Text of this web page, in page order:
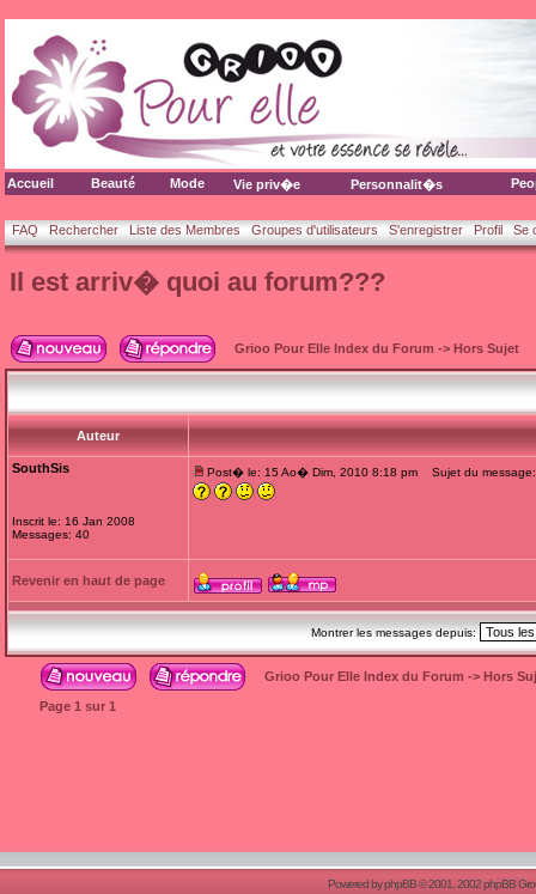
Accueil Beauté Mode Vie priv�e Personnalit�s
FAQ Rechercher Liste des Membres Groupes d'utilisateurs S'enregistrer Profil Se
Il est arriv� quoi au forum???
Grioo Pour Elle Index du Forum -> Hors Sujet
Auteur
SouthSis
Inscrit le: 16 Jan 2008
Messages: 40
Post� le: 15 Ao� Dim, 2010 8:18 pm Sujet du
Revenir en haut de page
Montrer les messages depuis:
Grioo Pour Elle Index du Forum -> Hors
Page 1 sur 1
Powered byphpBB© 2001, 2002 phpBB